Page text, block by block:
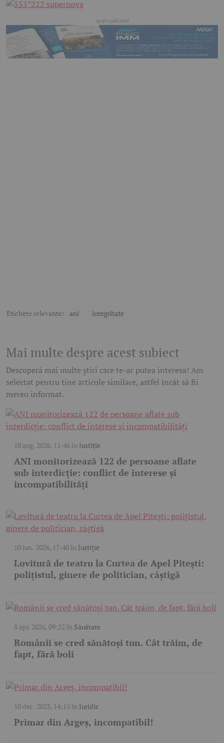
Etichete relevante: ani integritate
Mai multe despre acest subiect
Descoperă mai multe știri care te-ar putea interesa! Am
selectat pentru tine articole similare, astfel încât să fii
mereu informat.
10 aug. 2026, 11:46în Justiție
ANI monitorizează 122 de persoane aflate
sub interdicție: conflict de interese și
incompatibilități
10 iun. 2026, 17:40în Justiție
Lovitură de teatru la Curtea de Apel Pitești:
polițistul, ginere de politician, câștigă
8 apr. 2026, 09:22 în Sănătate
Românii se cred sănătoși tun. Cât trăim, de
fapt, fără boli
10 dec. 2025, 14:15 în Juridic
Primar din Argeș, incompatibil!